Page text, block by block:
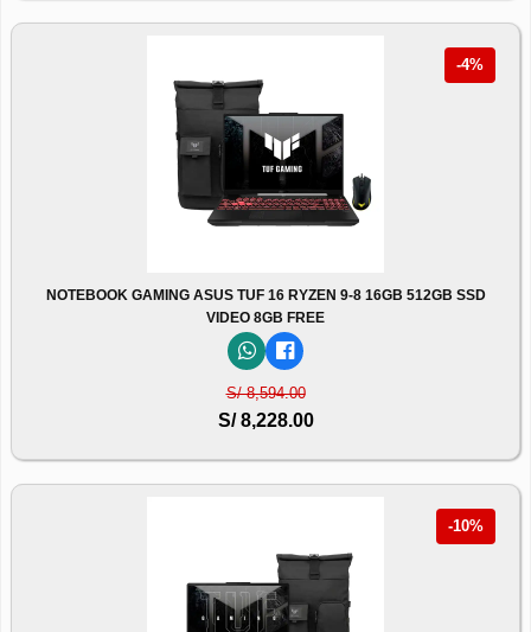
-4%
NOTEBOOK GAMING ASUS TUF 16 RYZEN 9-8 16GB 512GB SSD
VIDEO 8GB FREE
S/ 8,594.00
S/ 8,228.00
-10%